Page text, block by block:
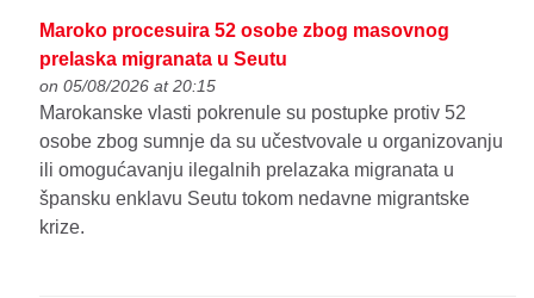
Maroko procesuira 52 osobe zbog masovnog
prelaska migranata u Seutu
on 05/08/2026 at 20:15
Marokanske vlasti pokrenule su postupke protiv 52
osobe zbog sumnje da su učestvovale u organizovanju
ili omogućavanju ilegalnih prelazaka migranata u
špansku enklavu Seutu tokom nedavne migrantske
krize.